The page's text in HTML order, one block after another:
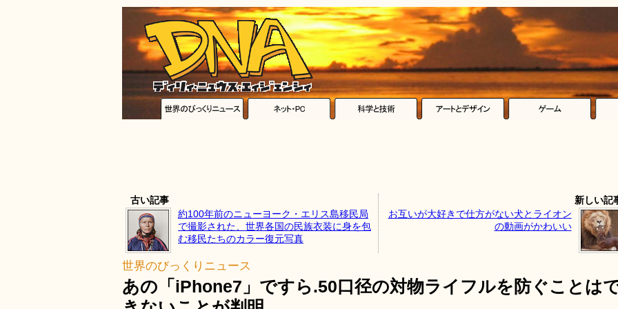
古い記事
約100年前のニューヨーク・エリス島移民局
で撮影された、世界各国の民族衣装に身を包
む移民たちのカラー復元写真
新しい記
お互いが大好きで仕方がない犬とライオン
の動画がかわいい
世界のびっくりニュース
あの「iPhone7」ですら.50口径の対物ライフルを防ぐことは